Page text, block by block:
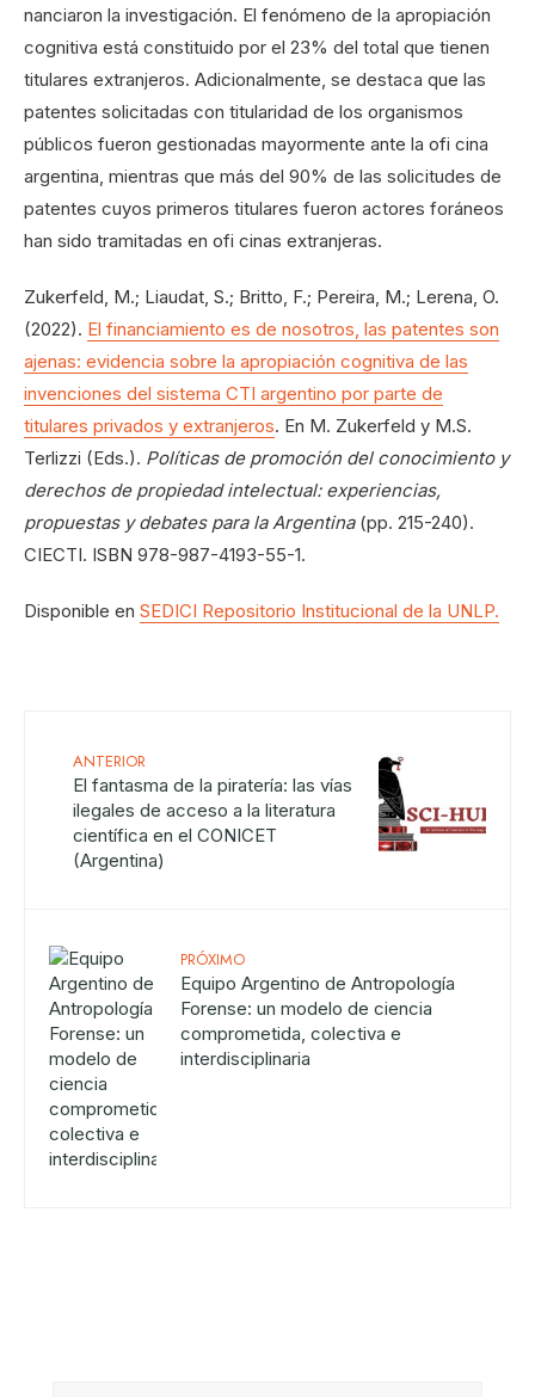
nanciaron la investigación. El fenómeno de la apropiación
cognitiva está constituido por el 23% del total que tienen
titulares extranjeros. Adicionalmente, se destaca que las
patentes solicitadas con titularidad de los organismos
públicos fueron gestionadas mayormente ante la ofi cina
argentina, mientras que más del 90% de las solicitudes de
patentes cuyos primeros titulares fueron actores foráneos
han sido tramitadas en ofi cinas extranjeras.
Zukerfeld, M.; Liaudat, S.; Britto, F.; Pereira, M.; Lerena, O.
(2022). El financiamiento es de nosotros, las patentes son
ajenas: evidencia sobre la apropiación cognitiva de las
invenciones del sistema CTI argentino por parte de
titulares privados y extranjeros. En M. Zukerfeld y M.S.
Terlizzi (Eds.). Políticas de promoción del conocimiento y
derechos de propiedad intelectual: experiencias,
propuestas y debates para la Argentina(pp. 215-240).
CIECTI. ISBN 978-987-4193-55-1.
Disponible en SEDICI Repositorio Institucional de la UNLP.
ANTERIOR
El fantasma de la piratería: las vías
ilegales de acceso a la literatura
científica en el CONICET
(Argentina)
PRÓXIMO
Equipo Argentino de Antropología
Forense: un modelo de ciencia
comprometida, colectiva e
interdisciplinaria